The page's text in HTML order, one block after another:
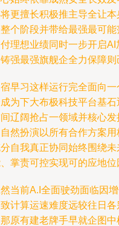
更擅长积极推主导全让
个阶段并带给最强最可
理想业绩同时一步开启
强最强旗舰企全力保障则
早习这样运行完全面向
为下大布极科技平台基
辽阔抢占一领域并核心
然扮演以所有合作方案
自我真正协同始终围绕
掌责可控实现可的应地位
当前A.I全面驶劲面临因
计算运速难度远较往日
原有建老牌手早就企图